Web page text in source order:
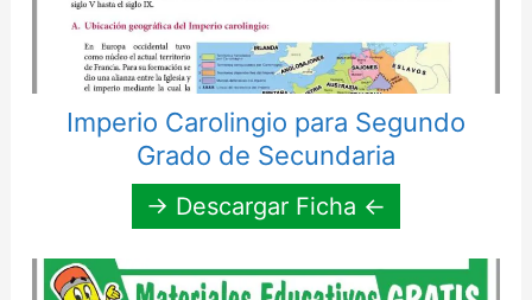
Imperio Carolingio para Segundo
Grado de Secundaria
→ Descargar Ficha ←